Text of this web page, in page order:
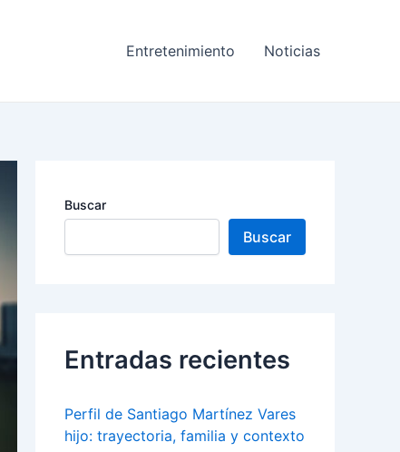
Entretenimiento Noticias
Buscar
Buscar
Entradas recientes
Perfil de Santiago Martínez Vares
hijo: trayectoria, familia y contexto